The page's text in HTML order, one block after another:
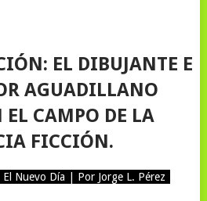
EL DIBUJANTE E
AGUADILLANO
EL CAMPO DE LA
FICCIÓN.
Nuevo Día | Por Jorge L. Pérez